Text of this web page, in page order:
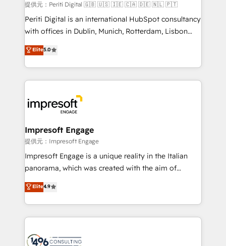
提供元：Periti Digital 🇬🇧 🇺🇸 🇮🇪 🇨🇦 🇩🇪 🇳🇱 🇵🇹
Periti Digital is an international HubSpot consultancy
with offices in Dublin, Munich, Rotterdam, Lisbon
and New York. 🔎 We are focused on enhancing
revenue-generation strategies for clients through
complete integration of core business processes
and systems (such as ERP and e-commerce
results. 🎯 We present a solution-centric approach
and we're focused on HubSpot. We work with some
of HubSpot's most important customers to generate
value from the platform in the long term. 🤖 We have
worked 400+ HubSpot customers across industries
but specialise in the more complex projects where
represent key aspects of the project's success.
Elite5.0
Impresoft Engage
提供元：Impresoft Engage
Impresoft Engage is a unique reality in the Italian
panorama, which was created with the aim of
putting Customer Experience at the center by
creating digital environments capable of integrating
people, processes and data. We offer the best
digital solutions on the market, ranging from CRM
marketing automation to online and offline sales
Elite4.9